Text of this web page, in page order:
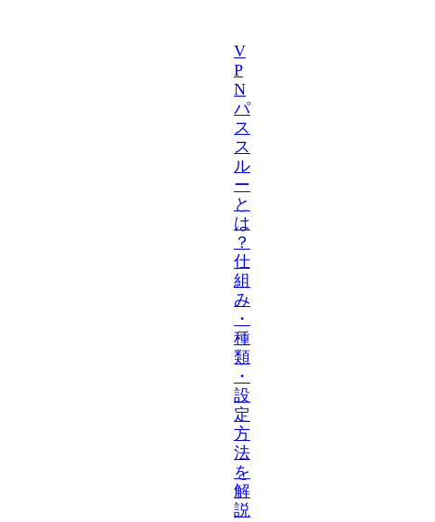
V
P
N
パ
ス
ス
ル
ー
と
は
？
仕
組
み
・
種
類
・
設
定
方
法
を
解
説